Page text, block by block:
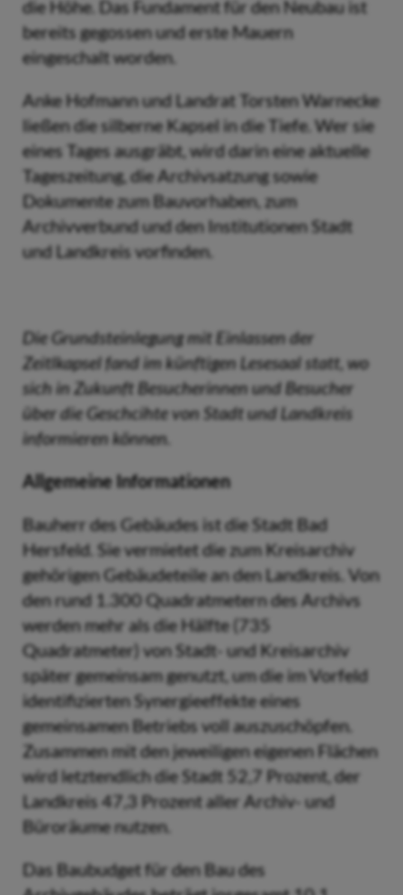
die Höhe. Das Fundament für den Neubau ist
bereits gegossen und erste Mauern
eingeschalt worden.
Anke Hofmann und Landrat Torsten Warnecke
ließen die silberne Kapsel in die Tiefe. Wer sie
eines Tages ausgräbt, wird darin eine aktuelle
Tageszeitung, die Archivsatzung sowie
Dokumente zum Bauvorhaben, zum
Archivverbund und den Institutionen Stadt
und Landkreis vorfinden.
Die Grundsteinlegung mit Einlassen der
Zeitlkapsel fand im künftigen Lesesaal statt, wo
sich in Zukunft Besucherinnen und Besucher
über die Geschcihte von Stadt und Landkreis
informieren können.
Allgemeine Informationen
Bauherr des Gebäudes ist die Stadt Bad
Hersfeld. Sie vermietet die zum Kreisarchiv
gehörigen Gebäudeteile an den Landkreis. Von
den rund 1.300 Quadratmetern des Archivs
werden mehr als die Hälfte (735
Quadratmeter) von Stadt- und Kreisarchiv
später gemeinsam genutzt, um die im Vorfeld
identifizierten Synergieeffekte eines
gemeinsamen Betriebs voll auszuschöpfen.
Zusammen mit den jeweiligen eigenen Flächen
wird letztendlich die Stadt 52,7 Prozent, der
Landkreis 47,3 Prozent aller Archiv- und
Büroräume nutzen.
Das Baubudget für den Bau des